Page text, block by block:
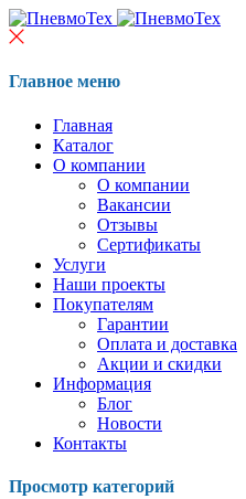
Главное меню
Главная
Каталог
О компании
О компании
Вакансии
Отзывы
Сертификаты
Услуги
Наши проекты
Покупателям
Гарантии
Оплата и доставка
Акции и скидки
Информация
Блог
Новости
Контакты
Просмотр категорий